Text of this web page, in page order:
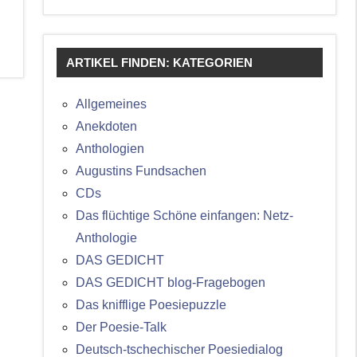
ARTIKEL FINDEN: KATEGORIEN
Allgemeines
Anekdoten
Anthologien
Augustins Fundsachen
CDs
Das flüchtige Schöne einfangen: Netz-
Anthologie
DAS GEDICHT
DAS GEDICHT blog-Fragebogen
Das knifflige Poesiepuzzle
Der Poesie-Talk
Deutsch-tschechischer Poesiedialog